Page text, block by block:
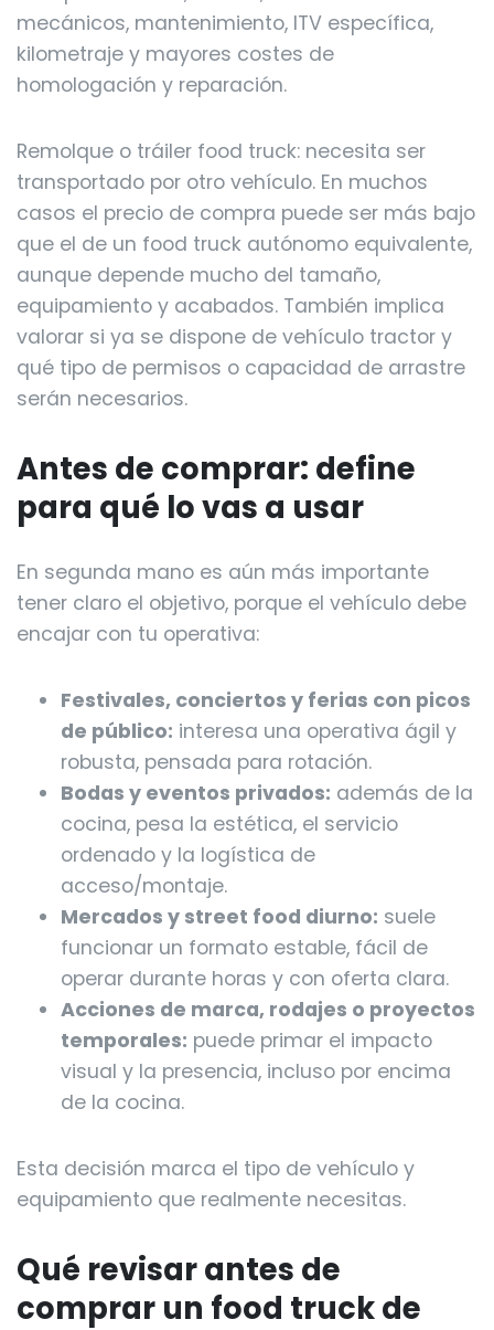
mecánicos, mantenimiento, ITV específica,
kilometraje y mayores costes de
homologación y reparación.
Remolque o tráiler food truck: necesita ser
transportado por otro vehículo. En muchos
casos el precio de compra puede ser más bajo
que el de un food truck autónomo equivalente,
aunque depende mucho del tamaño,
equipamiento y acabados. También implica
valorar si ya se dispone de vehículo tractor y
qué tipo de permisos o capacidad de arrastre
serán necesarios.
Antes de comprar: define
para qué lo vas a usar
En segunda mano es aún más importante
tener claro el objetivo, porque el vehículo debe
encajar con tu operativa:
Festivales, conciertos y ferias con picos
de público: interesa una operativa ágil y
robusta, pensada para rotación.
Bodas y eventos privados: además de la
cocina, pesa la estética, el servicio
ordenado y la logística de
acceso/montaje.
Mercados y street food diurno: suele
funcionar un formato estable, fácil de
operar durante horas y con oferta clara.
Acciones de marca, rodajes o proyectos
temporales: puede primar el impacto
visual y la presencia, incluso por encima
de la cocina.
Esta decisión marca el tipo de vehículo y
equipamiento que realmente necesitas.
Qué revisar antes de
comprar un food truck de